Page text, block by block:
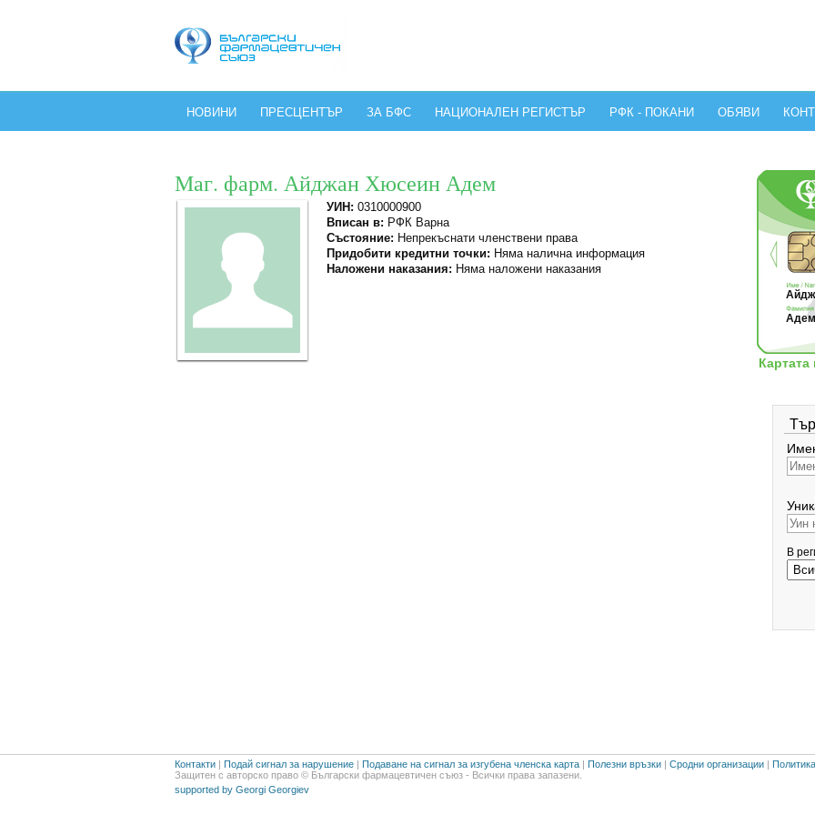
НОВИНИ ПРЕСЦЕНТЪР ЗА БФС НАЦИОНАЛЕН РЕГИСТЪР РФК - ПОКАНИ ОБЯВИ
Маг. фарм. Айджан Хюсеин Адем
УИН: 0310000900
Вписан в: РФК Варна
Състояние: Непрекъснати членствени права
Придобити кредитни точки: Няма налична информация
Наложени наказания: Няма наложени наказания
В
Контакти | Подай сигнал за нарушение | Подаване на сигнал за изгубена членска карта | Полезни връзки | Сродни организации |
Защитен с авторско право © Български фармацевтичен съюз - Всички права запазени.
supported by Georgi Georgiev